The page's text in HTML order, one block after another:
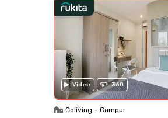
Video 360
Coliving • Campur